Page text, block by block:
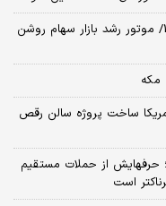
پیش بینی بورس فردا شنبه 17 مردادماه 1405/ موتور رشد بازار سهام روشن
مکه
ساخت پروژه سالن رقص
حرفهایش از حملات مستقیم
است